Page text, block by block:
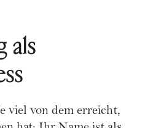
als
viel von dem erreicht,